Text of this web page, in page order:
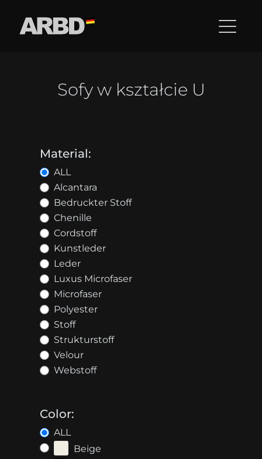
Sofy w kształcie U
Material:
ALL
Alcantara
Bedruckter Stoff
Chenille
Cordstoff
Kunstleder
Leder
Luxus Microfaser
Microfaser
Polyester
Stoff
Strukturstoff
Velour
Webstoff
Color:
ALL
Beige